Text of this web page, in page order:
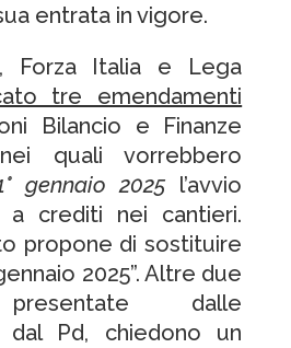
entrata in vigore.
Forza Italia e Lega
tre emendamenti
Bilancio e Finanze
quali vorrebbero
gennaio 2025 l’avvio
a crediti nei cantieri.
propone di sostituire
2025”. Altre due
dalle
Pd, chiedono un